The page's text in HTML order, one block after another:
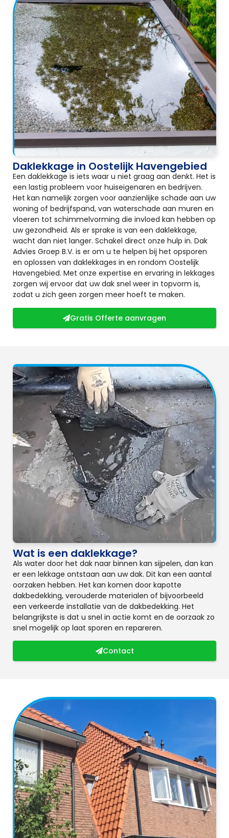
Daklekkage in Oostelijk Havengebied
Een daklekkage is iets waar u niet graag aan denkt. Het is
een lastig probleem voor huiseigenaren en bedrijven.
Het kan namelijk zorgen voor aanzienlijke schade aan uw
woning of bedrijfspand, van waterschade aan muren en
vloeren tot schimmelvorming die invloed kan hebben op
uw gezondheid. Als er sprake is van een daklekkage,
wacht dan niet langer. Schakel direct onze hulp in. Dak
Advies Groep B.V. is er om u te helpen bij het opsporen
en oplossen van daklekkages in en rondom Oostelijk
Havengebied. Met onze expertise en ervaring in lekkages
zorgen wij ervoor dat uw dak snel weer in topvorm is,
zodat u zich geen zorgen meer hoeft te maken.
Gratis Offerte aanvragen
Wat is een daklekkage?
Als water door het dak naar binnen kan sijpelen, dan kan
er een lekkage ontstaan aan uw dak. Dit kan een aantal
oorzaken hebben. Het kan komen door kapotte
dakbedekking, verouderde materialen of bijvoorbeeld
een verkeerde installatie van de dakbedekking. Het
belangrijkste is dat u snel in actie komt en de oorzaak zo
snel mogelijk op laat sporen en repareren.
Contact